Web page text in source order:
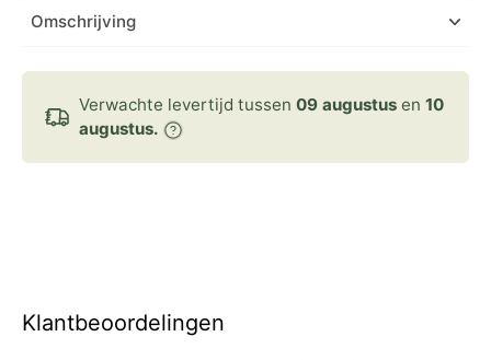
Omschrijving
Verwachte levertijd tussen 09 augustus en 10
augustus.
Klantbeoordelingen